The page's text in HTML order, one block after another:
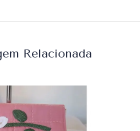
Relacionada